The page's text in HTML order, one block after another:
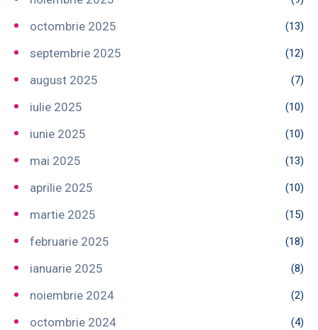
octombrie 2025 (13)
septembrie 2025 (12)
august 2025 (7)
iulie 2025 (10)
iunie 2025 (10)
mai 2025 (13)
aprilie 2025 (10)
martie 2025 (15)
februarie 2025 (18)
ianuarie 2025 (8)
noiembrie 2024 (2)
octombrie 2024 (4)